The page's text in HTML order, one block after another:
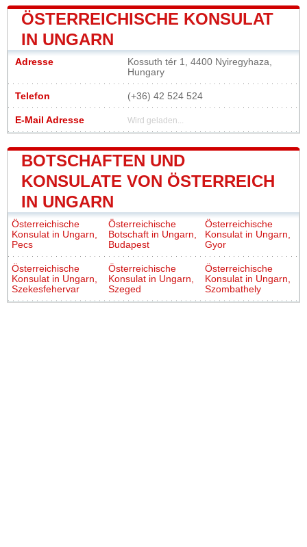
ÖSTERREICHISCHE KONSULAT
IN UNGARN
Adresse
Kossuth tér 1, 4400 Nyiregyhaza,
Hungary
Telefon (+36) 42 524 524
E-Mail Adresse Wird geladen...
BOTSCHAFTEN UND
KONSULATE VON ÖSTERREICH
IN UNGARN
Österreichische
Konsulat in Ungarn,
Pecs
Österreichische
Botschaft in Ungarn,
Budapest
Österreichische
Konsulat in Ungarn,
Gyor
Österreichische
Konsulat in Ungarn,
Szekesfehervar
Österreichische
Konsulat in Ungarn,
Szeged
Österreichische
Konsulat in Ungarn,
Szombathely